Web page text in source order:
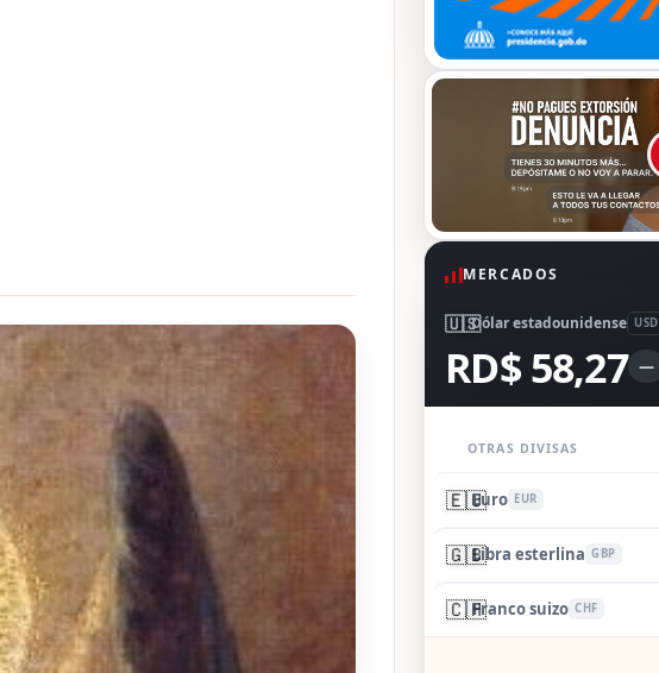
MERCADOS
🇺🇸Dólar estadounidense USD
RD$ 58,27 —
OTRAS DIVISAS
🇪🇺Euro EUR
🇬🇧Libra esterlina GBP
🇨🇭Franco suizo CHF